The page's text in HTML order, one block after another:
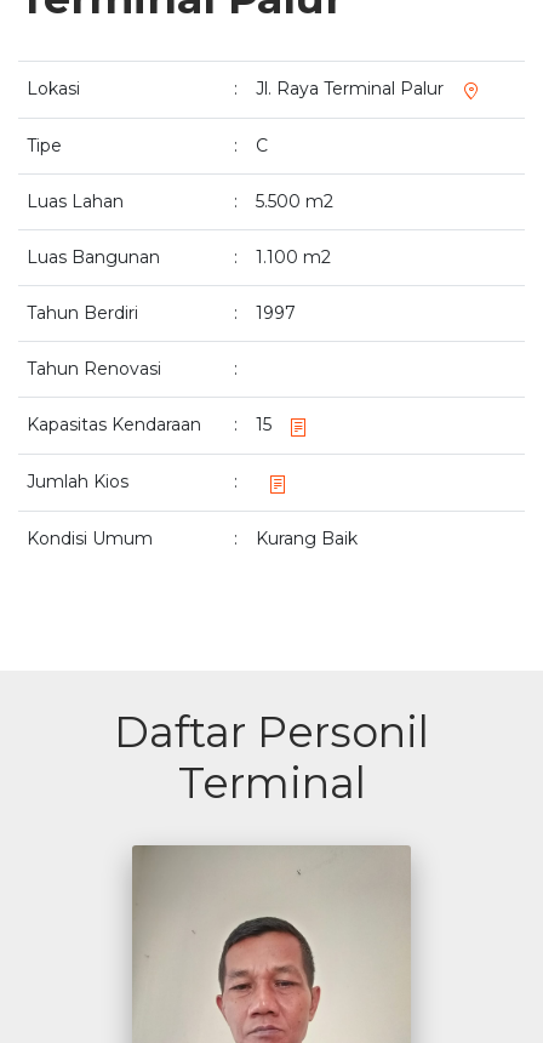
Lokasi : Jl. Raya Terminal Palur
Tipe : C
Luas Lahan : 5.500 m2
Luas Bangunan : 1.100 m2
Tahun Berdiri : 1997
Tahun Renovasi :
Kapasitas Kendaraan : 15
Jumlah Kios :
Kondisi Umum : Kurang Baik
Daftar Personil
Terminal